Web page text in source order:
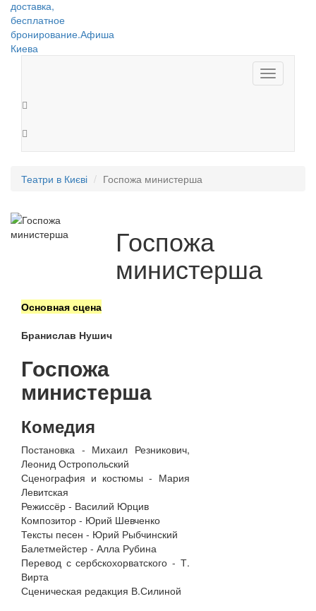
Toggle
navigation
Театри в Києві Госпожа министерша
Госпожа
министерша
Основная сцена
Бранислав Нушич
Госпожа
министерша
Комедия
Постановка - Михаил Резникович,
Леонид Остропольский
Сценография и костюмы - Мария
Левитская
Режиссёр - Василий Юрцив
Композитор - Юрий Шевченко
Тексты песен - Юрий Рыбчинский
Балетмейстер - Алла Рубина
Перевод с сербскохорватского - Т.
Вирта
Сценическая редакция В.Силиной